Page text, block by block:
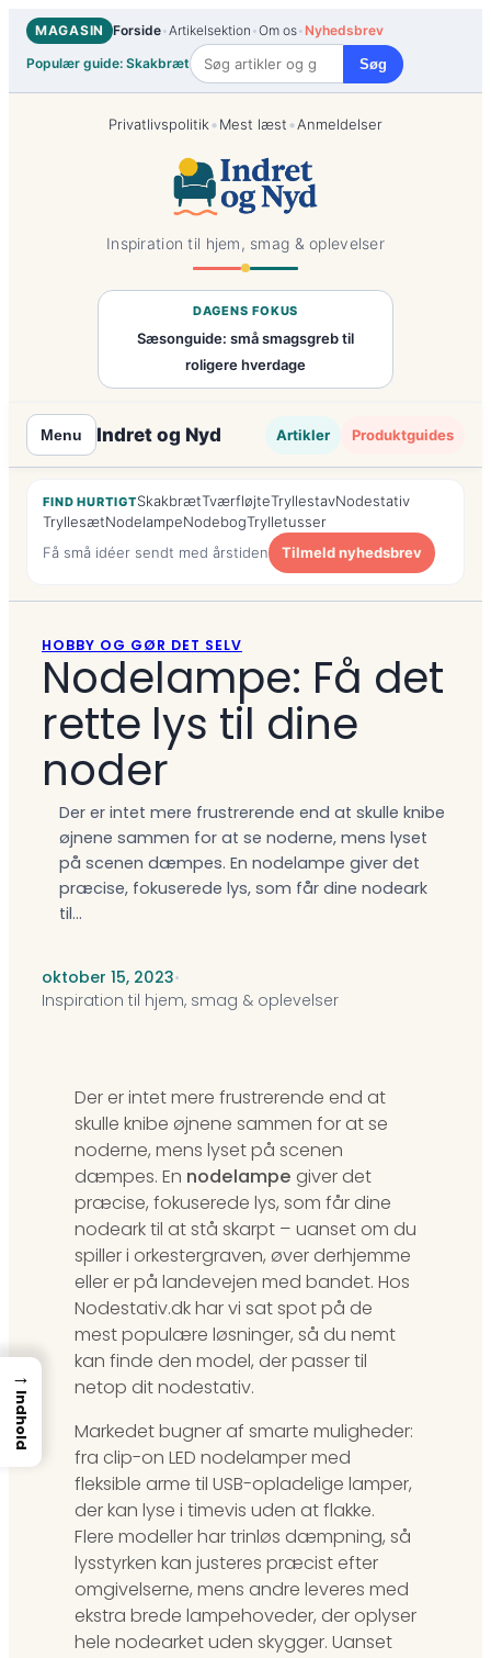
Spring
indhold
MAGASIN Forside•Artikelsektion •Om os• Nyhedsbrev
Populær guide: Skakbræt
Søg
Privatlivspolitik•Mest læst•Anmeldelser
Inspiration til hjem, smag & oplevelser
DAGENS FOKUS
Sæsonguide: små smagsgreb til
roligere hverdage
Menu Indret og Nyd Artikler Produktguides
FIND HURTIGTSkakbrætTværfløjteTryllestavNodestativ
TryllesætNodelampeNodebogTrylletusser
Få små idéer sendt med årstiden
Tilmeld nyhedsbrev
HOBBY OG GØR DET SELV
Nodelampe: Få det
rette lys til dine
noder
Der er intet mere frustrerende end at skulle knibe
øjnene sammen for at se noderne, mens lyset
på scenen dæmpes. En nodelampe giver det
præcise, fokuserede lys, som får dine nodeark
til…
oktober 15, 2023•
Inspiration til hjem, smag & oplevelser
Der er intet mere frustrerende end at
skulle knibe øjnene sammen for at se
noderne, mens lyset på scenen
dæmpes. En nodelampe giver det
præcise, fokuserede lys, som får dine
nodeark til at stå skarpt – uanset om du
spiller i orkestergraven, øver derhjemme
eller er på landevejen med bandet. Hos
Nodestativ.dk har vi sat spot på de
mest populære løsninger, så du nemt
kan finde den model, der passer til
netop dit nodestativ.
Markedet bugner af smarte muligheder:
fra clip-on LED nodelamper med
fleksible arme til USB-opladelige lamper,
der kan lyse i timevis uden at flakke.
Flere modeller har trinløs dæmpning, så
lysstyrken kan justeres præcist efter
omgivelserne, mens andre leveres med
ekstra brede lampehoveder, der oplyser
hele nodearket uden skygger. Uanset
→
Indhold